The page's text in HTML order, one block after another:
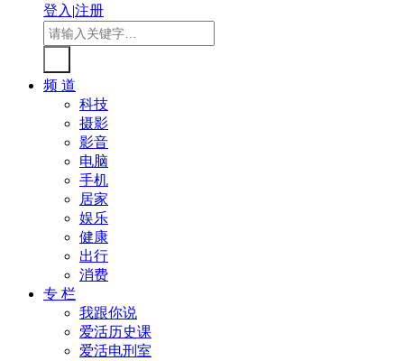
登入|注册
频 道
科技
摄影
影音
电脑
手机
居家
娱乐
健康
出行
消费
专 栏
我跟你说
爱活历史课
爱活电刑室